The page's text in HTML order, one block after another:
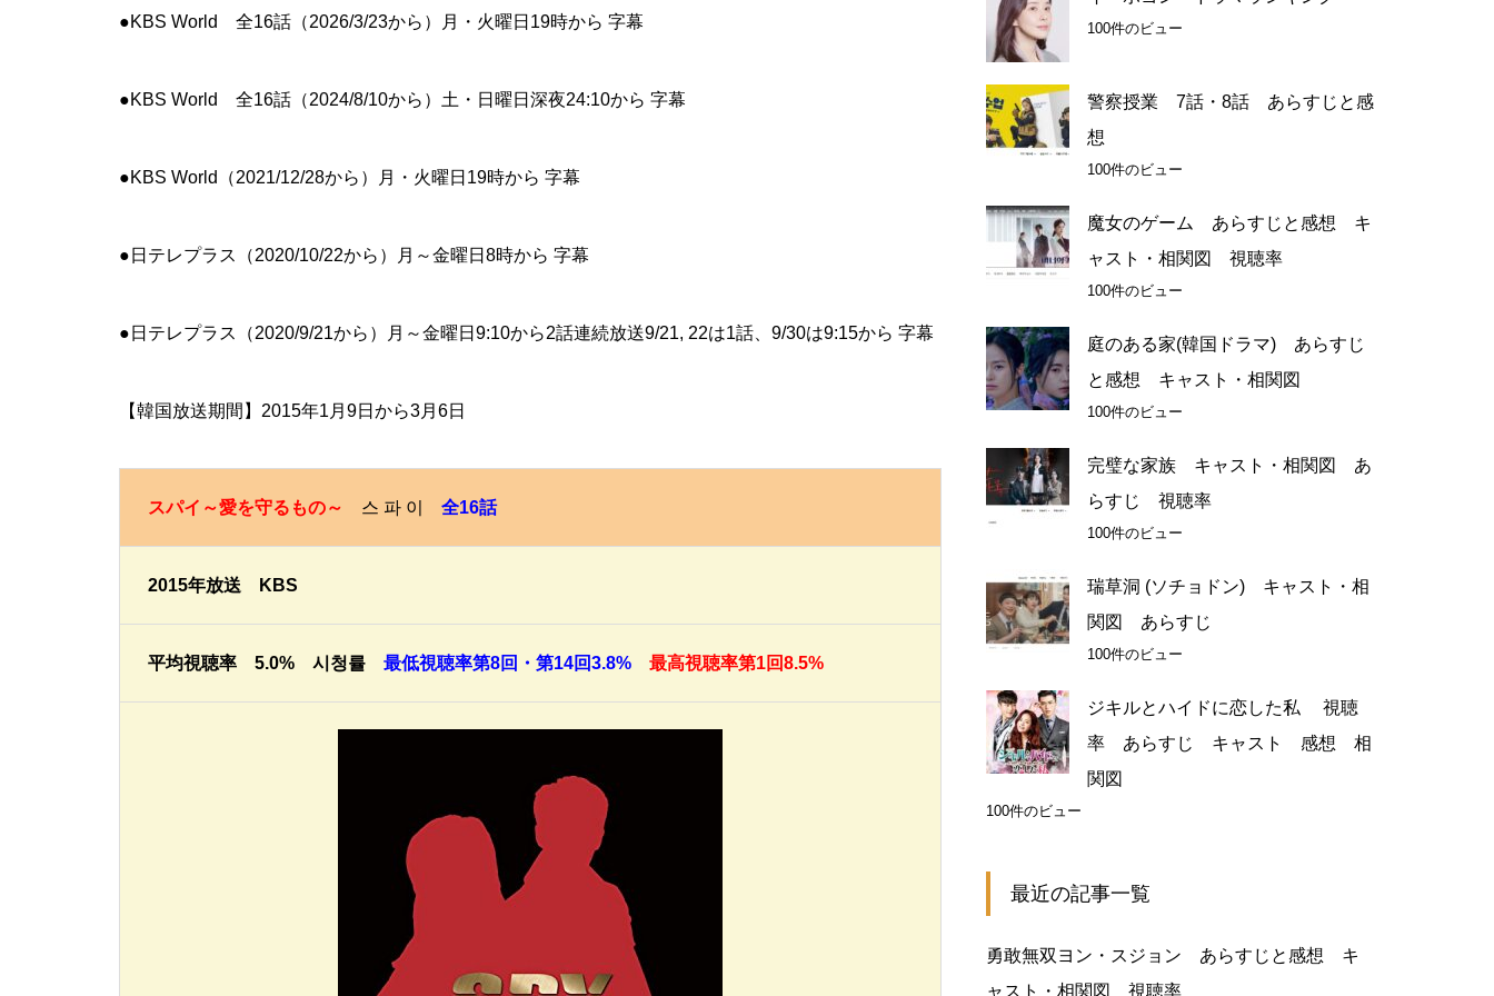
●KBS World 全16話（2026/3/23から）月・火曜日19時から 字幕
●KBS World 全16話（2024/8/10から）土・日曜日深夜24:10から 字幕
●KBS World（2021/12/28から）月・火曜日19時から 字幕
●日テレプラス（2020/10/22から）月～金曜日8時から 字幕
●日テレプラス（2020/9/21から）月～金曜日9:10から2話連続放送9/21, 22は1話、9/30は9:15から 字幕
【韓国放送期間】2015年1月9日から3月6日
スパイ～愛を守るもの～ 스 파 이 全16話
2015年放送 KBS
平均視聴率 5.0% 시청률 最低視聴率第8回・第14回3.8% 最高視聴率第1回8.5%
100件のビュー
警察授業 7話・8話 あらすじと感
想
100件のビュー
魔女のゲーム あらすじと感想 キ
ャスト・相関図 視聴率
100件のビュー
庭のある家(韓国ドラマ) あらすじ
と感想 キャスト・相関図
100件のビュー
完璧な家族 キャスト・相関図 あ
らすじ 視聴率
100件のビュー
瑞草洞 (ソチョドン) キャスト・相
関図 あらすじ
100件のビュー
ジキルとハイドに恋した私 視聴
率 あらすじ キャスト 感想 相
関図
100件のビュー
最近の記事一覧
勇敢無双ヨン・スジョン あらすじと感想 キ
ャスト・相関図 視聴率